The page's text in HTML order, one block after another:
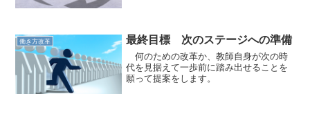
働き方改革 最終目標 次のステージへの準備
何のための改革か、教師自身が次の時
代を見据えて一歩前に踏み出せることを
願って提案をします。